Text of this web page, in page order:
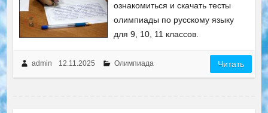
ознакомиться и скачать тесты
олимпиады по русскому языку
для 9, 10, 11 классов.
admin 12.11.2025 Олимпиада Читать